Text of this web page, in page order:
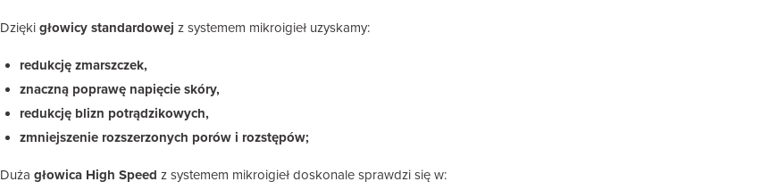
Dzięki głowicy standardowej z systemem mikroigieł uzyskamy:
redukcję zmarszczek,
znaczną poprawę napięcie skóry,
redukcję blizn potrądzikowych,
zmniejszenie rozszerzonych porów i rozstępów;
Duża głowica High Speed z systemem mikroigieł doskonale sprawdzi się w: